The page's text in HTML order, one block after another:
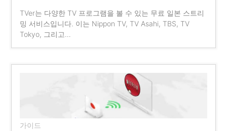
TVer는 다양한 TV 프로그램을 볼 수 있는 무료 일본 스트리
밍 서비스입니다. 이는 Nippon TV, TV Asahi, TBS, TV
Tokyo, 그리고…
가이드